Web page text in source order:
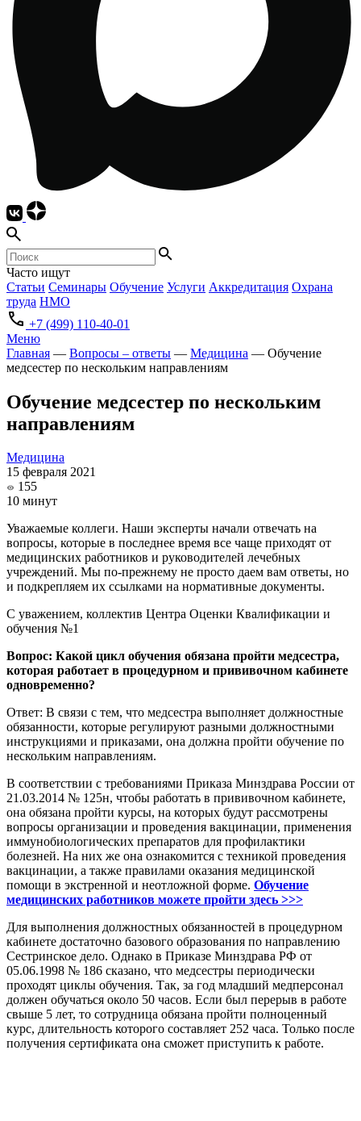
Часто ищут
Статьи Семинары Обучение Услуги Аккредитация Охрана
труда НМО
+7 (499) 110-40-01
Меню
Главная — Вопросы – ответы — Медицина — Обучение
медсестер по нескольким направлениям
Обучение медсестер по нескольким
направлениям
Медицина
15 февраля 2021
155
10 минут
Уважаемые коллеги. Наши эксперты начали отвечать на
вопросы, которые в последнее время все чаще приходят от
медицинских работников и руководителей лечебных
учреждений. Мы по-прежнему не просто даем вам ответы, но
и подкрепляем их ссылками на нормативные документы.
С уважением, коллектив Центра Оценки Квалификации и
обучения №1
Вопрос: Какой цикл обучения обязана пройти медсестра,
которая работает в процедурном и прививочном кабинете
одновременно?
Ответ: В связи с тем, что медсестра выполняет должностные
обязанности, которые регулируют разными должностными
инструкциями и приказами, она должна пройти обучение по
нескольким направлениям.
В соответствии с требованиями Приказа Минздрава России от
21.03.2014 № 125н, чтобы работать в прививочном кабинете,
она обязана пройти курсы, на которых будут рассмотрены
вопросы организации и проведения вакцинации, применения
иммунобиологических препаратов для профилактики
болезней. На них же она ознакомится с техникой проведения
вакцинации, а также правилами оказания медицинской
помощи в экстренной и неотложной форме. Обучение
медицинских работников можете пройти здесь >>>
Для выполнения должностных обязанностей в процедурном
кабинете достаточно базового образования по направлению
Сестринское дело. Однако в Приказе Минздрава РФ от
05.06.1998 № 186 сказано, что медсестры периодически
проходят циклы обучения. Так, за год младший медперсонал
должен обучаться около 50 часов. Если был перерыв в работе
свыше 5 лет, то сотрудница обязана пройти полноценный
курс, длительность которого составляет 252 часа. Только после
получения сертификата она сможет приступить к работе.